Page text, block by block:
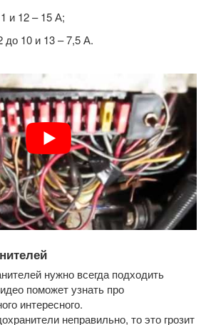
и 12 – 15 А;
до 10 и 13 – 7,5 А.
нужно всегда подходить
поможет узнать про
интересного.
неправильно, то это грозит